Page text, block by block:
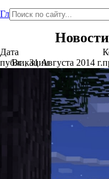
Главная
Дата
публикации
Вс., 31 Августа 2014 г.